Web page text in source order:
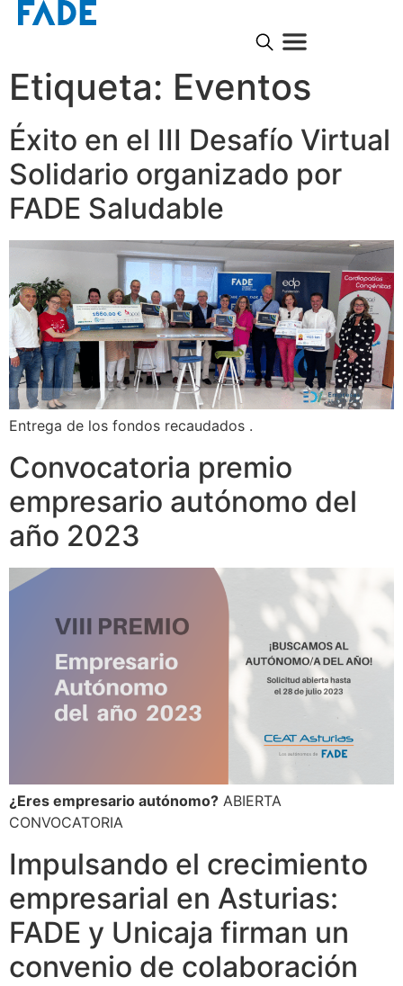
Etiqueta: Eventos
Éxito en el III Desafío Virtual
Solidario organizado por
FADE Saludable
Entrega de los fondos recaudados .
Convocatoria premio
empresario autónomo del
año 2023
¿Eres empresario autónomo? ABIERTA
CONVOCATORIA
Impulsando el crecimiento
empresarial en Asturias:
FADE y Unicaja firman un
convenio de colaboración